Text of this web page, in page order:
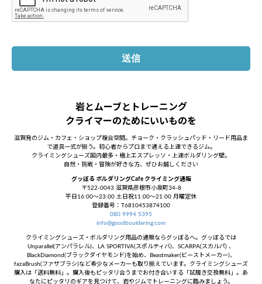
岩とムーブとトレーニング
クライマーのためにいいものを
滋賀発のジム・カフェ・ショップ複合空間。チョーク・クラッシュパッド・リード用品ま
で道具一式が揃う。初心者からプロまで通える上達できるジム。
クライミングシューズ国内最多・極上エスプレッソ・上達ボルダリング壁。
自然・挑戦・冒険が好きな方、ぜひお越しください
グッぼる ボルダリングCafe クライミング通販
〒522-0043 滋賀県彦根市小泉町34-8
平日16:00～23:00 土日祝11:00～21:00 月曜定休
登録番号：T6810453874100
080 9994 5395
info@goodbouldering.com
クライミングシューズ・ボルダリング用品の通販ならグッぼるへ。グッぼるでは
Unparallel(アンパラレル)、LA SPORTIVA(スポルティバ)、SCARPA(スカルパ) 、
BlackDiamond(ブラックダイヤモンド)を始め、Beastmaker(ビーストメーカー)、
fazaBrush(ファザブラシ)など希少なメーカーも取り揃えています。クライミングシューズ
購入は「送料無料」。購入後もピッタリ合うまでお付き合いする「試履き交換無料」。あ
なたにピッタリのギアを見つけて、岩やジムでトレーニングに臨みましょう。